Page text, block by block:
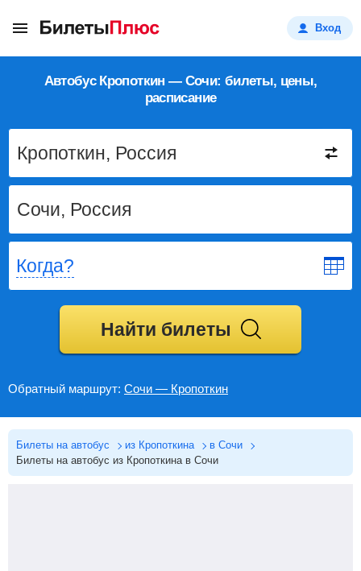
Вход
Автобус Кропоткин — Сочи: билеты, цены,
расписание
Когда?
Найти билеты
Обратный маршрут: Сочи — Кропоткин
Билеты на автобус из Кропоткина
в Сочи
Билеты на автобус из Кропоткина в Сочи